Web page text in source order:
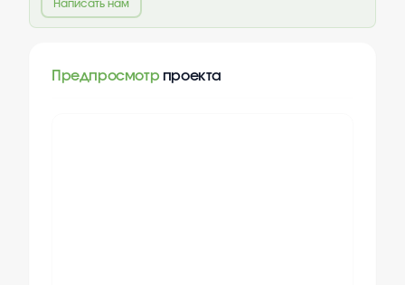
Написать нам
Предпросмотр проекта